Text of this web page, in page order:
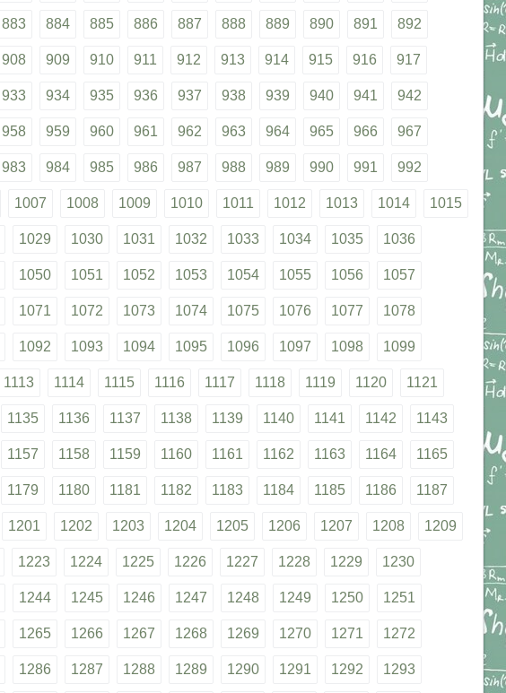
883 884 885 886 887 888 889 890 891 892
908 909 910 911 912 913 914 915 916 917
933 934 935 936 937 938 939 940 941 942
958 959 960 961 962 963 964 965 966 967
983 984 985 986 987 988 989 990 991 992
1007 1008 1009 1010 1011 1012 1013 1014 1015
1029 1030 1031 1032 1033 1034 1035 1036
1050 1051 1052 1053 1054 1055 1056 1057
1071 1072 1073 1074 1075 1076 1077 1078
1092 1093 1094 1095 1096 1097 1098 1099
1113 1114 1115 1116 1117 1118 1119 1120 1121
1135 1136 1137 1138 1139 1140 1141 1142 1143
1157 1158 1159 1160 1161 1162 1163 1164 1165
1179 1180 1181 1182 1183 1184 1185 1186 1187
1201 1202 1203 1204 1205 1206 1207 1208 1209
1223 1224 1225 1226 1227 1228 1229 1230
1244 1245 1246 1247 1248 1249 1250 1251
1265 1266 1267 1268 1269 1270 1271 1272
1286 1287 1288 1289 1290 1291 1292 1293